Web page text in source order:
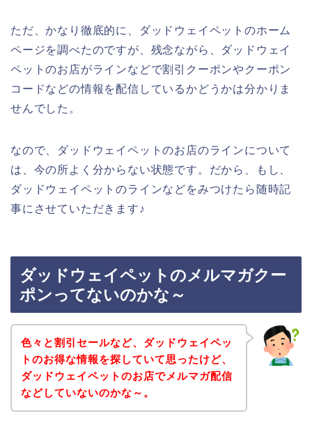
ただ、かなり徹底的に、ダッドウェイペットのホーム
ページを調べたのですが、残念ながら、ダッドウェイ
ペットのお店がラインなどで割引クーポンやクーポン
コードなどの情報を配信しているかどうかは分かりま
せんでした。
なので、ダッドウェイペットのお店のラインについて
は、今の所よく分からない状態です。だから、もし、
ダッドウェイペットのラインなどをみつけたら随時記
事にさせていただきます♪
ダッドウェイペットのメルマガクー
ポンってないのかな～
色々と割引セールなど、ダッドウェイペッ
トのお得な情報を探していて思ったけど、
ダッドウェイペットのお店でメルマガ配信
などしていないのかな～。